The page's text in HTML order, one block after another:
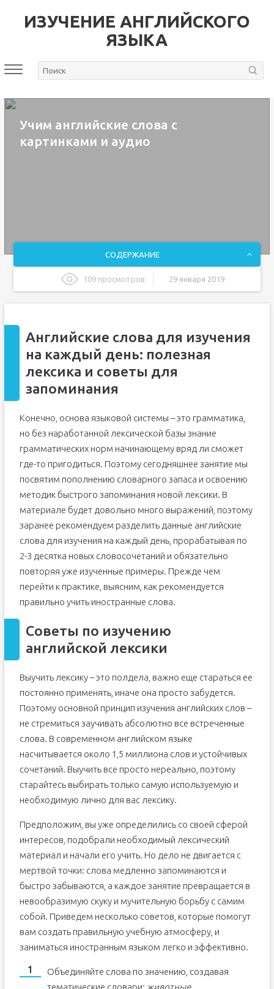
ИЗУЧЕНИЕ АНГЛИЙСКОГО
ЯЗЫКА
Учим английские слова с
картинками и аудио
СОДЕРЖАНИЕ
109 просмотров 29 января 2019
Учим английские слова с картинками и аудио
Самые нужные английские слова для детей — с
Английские слова для изучения
на каждый день: полезная
лексика и советы для
запоминания
Конечно, основа языковой системы – это грамматика,
но без наработанной лексической базы знание
грамматических норм начинающему вряд ли сможет
где-то пригодиться. Поэтому сегодняшнее занятие мы
посвятим пополнению словарного запаса и освоению
методик быстрого запоминания новой лексики. В
материале будет довольно много выражений, поэтому
заранее рекомендуем разделить данные английские
слова для изучения на каждый день, прорабатывая по
2-3 десятка новых словосочетаний и обязательно
повторяя уже изученные примеры. Прежде чем
перейти к практике, выясним, как рекомендуется
правильно учить иностранные слова.
Советы по изучению
английской лексики
Выучить лексику – это полдела, важно еще стараться ее
постоянно применять, иначе она просто забудется.
Поэтому основной принцип изучения английских слов –
не стремиться заучивать абсолютно все встреченные
слова. В современном английском языке
насчитывается около 1,5 миллиона слов и устойчивых
сочетаний. Выучить все просто нереально, поэтому
старайтесь выбирать только самую используемую и
необходимую лично для вас лексику.
Предположим, вы уже определились со своей сферой
интересов, подобрали необходимый лексический
материал и начали его учить. Но дело не двигается с
мертвой точки: слова медленно запоминаются и
быстро забываются, а каждое занятие превращается в
невообразимую скуку и мучительную борьбу с самим
собой. Приведем несколько советов, которые помогут
вам создать правильную учебную атмосферу, и
заниматься иностранным языком легко и эффективно.
Объединяйте слова по значению, создавая
тематические словари: животные,